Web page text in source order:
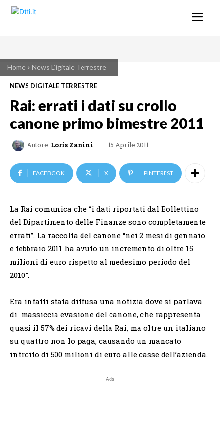
Home News Digitale Terrestre
NEWS DIGITALE TERRESTRE
Rai: errati i dati su crollo
canone primo bimestre 2011
Autore Loris Zanini 15 Aprile 2011
FACEBOOK X PINTEREST
La Rai comunica che “i dati riportati dal Bollettino
del Dipartimento delle Finanze sono completamente
errati”. La raccolta del canone “nei 2 mesi di gennaio
e febbraio 2011 ha avuto un incremento di oltre 15
milioni di euro rispetto al medesimo periodo del
2010″.
Era infatti stata diffusa una notizia dove si parlava
di massiccia evasione del canone, che rappresenta
quasi il 57% dei ricavi della Rai, ma oltre un italiano
su quattro non lo paga, causando un mancato
introito di 500 milioni di euro alle casse dell’azienda.
Ads